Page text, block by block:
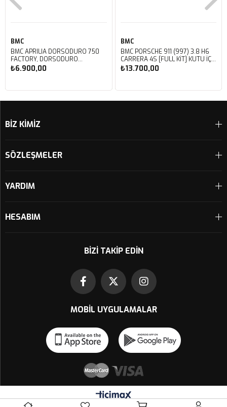
BMC
BMC APRILIA DORSODURO 750
FACTORY, DORSODURO
900, SHIVER 750 GT, SHIVER
750 KUTU İÇİ PERFORMANS
₺6.900,00
BMC
BMC PORSCHE 911 (997) 3.8 H6
CARRERA 4S [FULL KIT] KUTU İÇİ
PERFORMANS HAVA FİLTRESİ
FB468/20
₺13.700,00
BİZ KİMİZ
SÖZLEŞMELER
YARDIM
HESABIM
BIZI TAKIP EDIN
MOBIL UYGULAMALAR